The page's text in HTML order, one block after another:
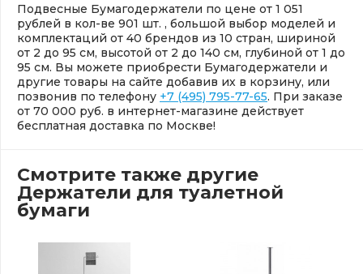
Подвесные Бумагодержатели по цене от 1 051
рублей в кол-ве 901 шт. , большой выбор моделей и
комплектаций от 40 брендов из 10 стран, шириной
от 2 до 95 см, высотой от 2 до 140 см, глубиной от 1 до
95 см. Вы можете приобрести Бумагодержатели и
другие товары на сайте добавив их в корзину, или
позвонив по телефону +7 (495) 795-77-65. При заказе
от 70 000 руб. в интернет-магазине действует
бесплатная доставка по Москве!
Смотрите также другие
Держатели для туалетной
бумаги